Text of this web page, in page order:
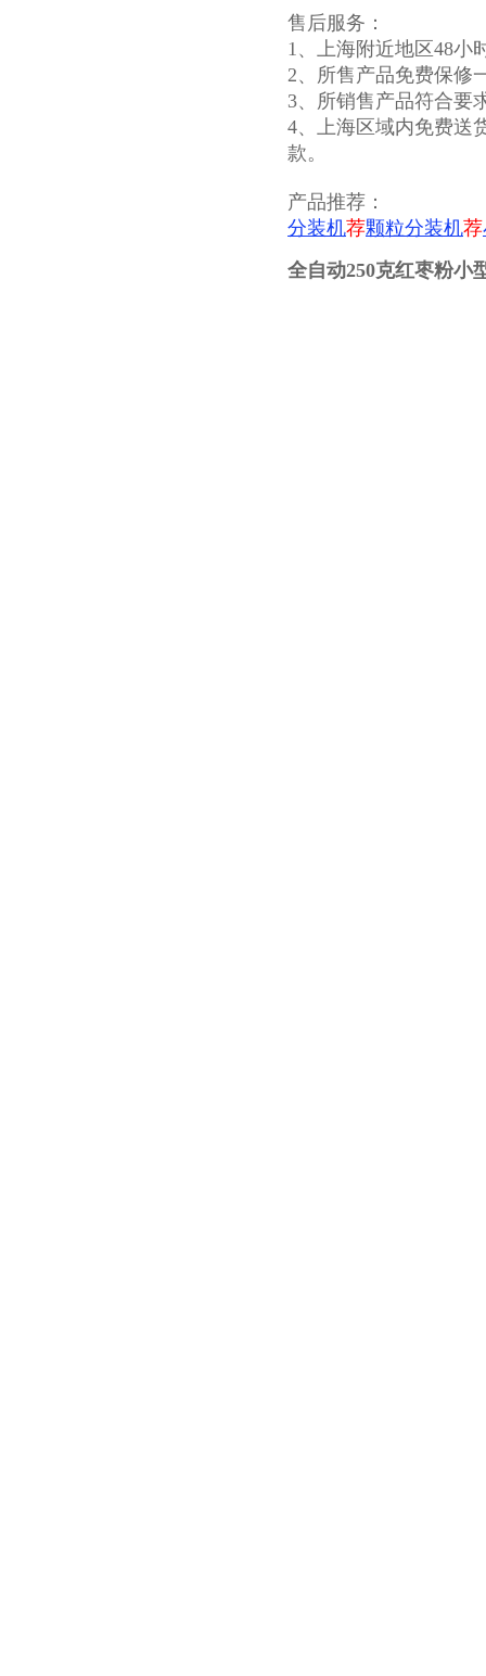
售后服务：
1、上海附近地区48小
2、所售产品免费保修
3、所销售产品符合要
4、上海区域内免费送
款。
产品推荐：
分装机荐颗粒分装机荐
全自动250克红枣粉小